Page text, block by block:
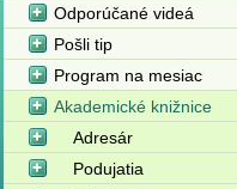
Odporúčané videá
Pošli tip
Program na mesiac
Akademické knižnice
Adresár
Podujatia